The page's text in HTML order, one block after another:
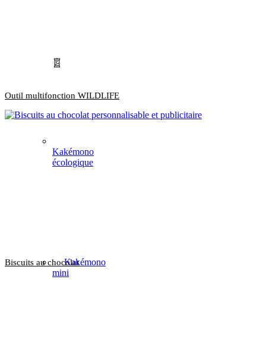
Kakémono
mini
Kakémono
écologique
Outil multifonction WILDLIFE
Biscuits au chocolat